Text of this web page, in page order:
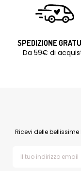
SPEDIZIONE
Da 59€ di
Ricevi delle bellissime